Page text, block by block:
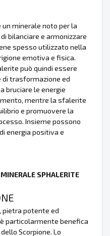
minerale noto per la
bilanciare e armonizzare
spesso utilizzato nella
emotiva e fisica.
può quindi essere
di trasformazione ed
bruciare le energie
mentre la sfalerite
e promuovere la
Insieme possono
energia positiva e
SPHALERITE
pietra potente ed
particolarmente benefica
Scorpione. Lo